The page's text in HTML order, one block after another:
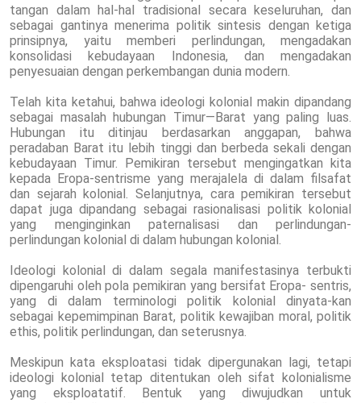
tangan dalam hal-hal tradisional secara keseluruhan, dan
sebagai gantinya menerima politik sintesis dengan ketiga
prinsipnya, yaitu memberi perlindungan, mengadakan
konsolidasi kebudayaan Indonesia, dan mengadakan
penyesuaian dengan perkembangan dunia modern.
Telah kita ketahui, bahwa ideologi kolonial makin dipandang
sebagai masalah hubungan Timur—Barat yang paling luas.
Hubungan itu ditinjau berdasarkan anggapan, bahwa
peradaban Barat itu lebih tinggi dan berbeda sekali dengan
kebudayaan Timur. Pemikiran tersebut mengingatkan kita
kepada Eropa-sentrisme yang merajalela di dalam filsafat
dan sejarah kolonial. Selanjutnya, cara pemikiran tersebut
dapat juga dipandang sebagai rasionalisasi politik kolonial
yang menginginkan paternalisasi dan perlindungan-
perlindungan kolonial di dalam hubungan kolonial.
Ideologi kolonial di dalam segala manifestasinya terbukti
dipengaruhi oleh pola pemikiran yang bersifat Eropa- sentris,
yang di dalam terminologi politik kolonial dinyata-kan
sebagai kepemimpinan Barat, politik kewajiban moral, politik
ethis, politik perlindungan, dan seterusnya.
Meskipun kata eksploatasi tidak dipergunakan lagi, tetapi
ideologi kolonial tetap ditentukan oleh sifat kolonialisme
yang eksploatatif. Bentuk yang diwujudkan untuk